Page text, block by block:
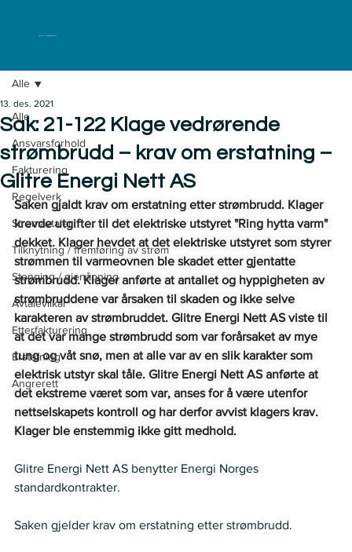
ELKLAGENEMNDA
Alle
Ansvarsforhold
Fakturering
Regelverk
Strømavtaler
Tilknytning / fremføring av strøm
Stenging / gjenåpning
Avtalevilkår
Etterfakturering
Erstatning
Angrerett
Alle
Sak: 21-122 Klage vedrørende
strømbrudd – krav om erstatning –
Glitre Energi Nett AS
13. des. 2021
Saken gjaldt krav om erstatning etter strømbrudd. Klager
krevde utgifter til det elektriske utstyret "Ring hytta varm"
dekket. Klager hevdet at det elektriske utstyret som styrer
strømmen til varmeovnen ble skadet etter gjentatte
strømbrudd. Klager anførte at antallet og hyppigheten av
strømbruddene var årsaken til skaden og ikke selve
karakteren av strømbruddet. Glitre Energi Nett AS viste til
at det var mange strømbrudd som var forårsaket av mye
tung og våt snø, men at alle var av en slik karakter som
elektrisk utstyr skal tåle. Glitre Energi Nett AS anførte at
det ekstreme været som var, anses for å være utenfor
nettselskapets kontroll og har derfor avvist klagers krav.
Klager ble enstemmig ikke gitt medhold.
Glitre Energi Nett AS benytter Energi Norges
standardkontrakter.
Saken gjelder krav om erstatning etter strømbrudd.